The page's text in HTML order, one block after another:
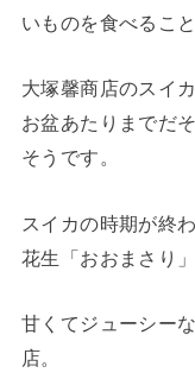
いものを食べるこ
大塚馨商店のスイ
お盆あたりまでだ
そうです。
スイカの時期が終
花生「おおまさり
甘くてジューシー
店。